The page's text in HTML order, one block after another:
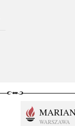
WARSZAWA